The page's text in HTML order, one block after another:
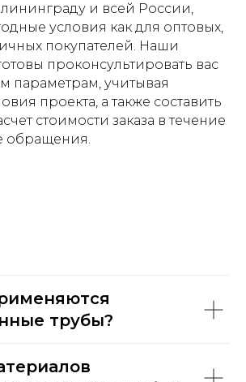
и всей России,
условия как для оптовых,
покупателей. Наши
проконсультировать вас
параметрам, учитывая
проекта, а также составить
стоимости заказа в течение
обращения.
трубы?